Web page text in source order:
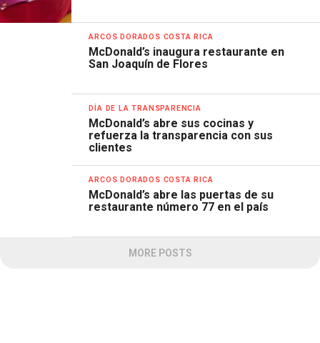
ARCOS DORADOS COSTA RICA
McDonald’s inaugura restaurante en
San Joaquín de Flores
DÍA DE LA TRANSPARENCIA
McDonald’s abre sus cocinas y
refuerza la transparencia con sus
clientes
ARCOS DORADOS COSTA RICA
McDonald’s abre las puertas de su
restaurante número 77 en el país
MORE POSTS